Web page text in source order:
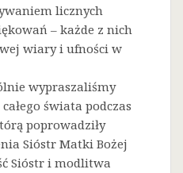
licznych
– każde z nich
wiary i ufności w
wypraszaliśmy
świata podczas
poprowadziły
Sióstr Matki Bożej
Sióstr i modlitwa